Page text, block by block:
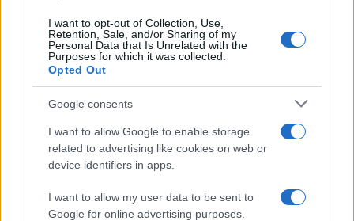
I want to opt-out of Collection, Use,
Retention, Sale, and/or Sharing of my
Personal Data that Is Unrelated with the
Purposes for which it was collected.
Opted Out
Google consents
I want to allow Google to enable storage
related to advertising like cookies on web or
device identifiers in apps.
I want to allow my user data to be sent to
Google for online advertising purposes.
Continua a leggere
NEWS